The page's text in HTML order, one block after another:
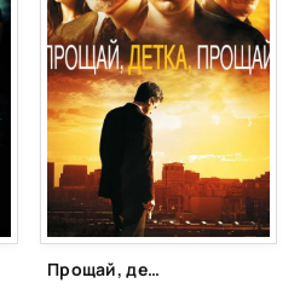
Прощай, детка, прощай